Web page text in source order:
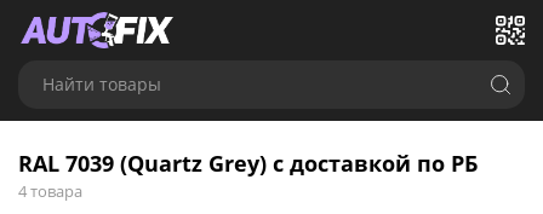
Найти товары
RAL 7039 (Quartz Grey) с доставкой по РБ
4 товара